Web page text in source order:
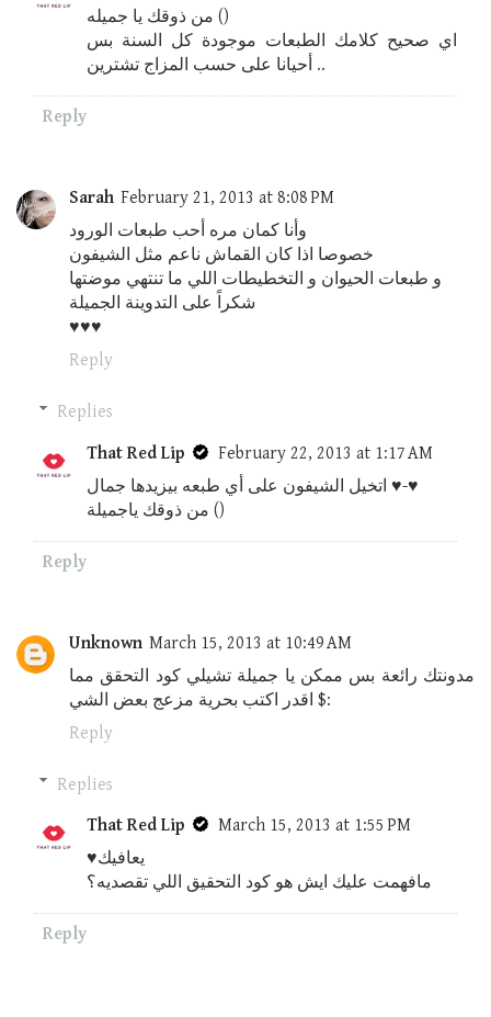
من ذوقك يا جميله ()
اي صحيح كلامك الطبعات موجودة كل السنة بس
أحيانا على حسب المزاج تشترين ..
Reply
Sarah February 21, 2013 at 8:08 PM
وأنا كمان مره أحب طبعات الورود
خصوصا اذا كان القماش ناعم مثل الشيفون
و طبعات الحيوان و التخطيطات اللي ما تنتهي موضتها
شكراً على التدوينة الجميلة
♥♥♥
Reply
Replies
That Red Lip
February 22, 2013 at 1:17 AM
اتخيل الشيفون على أي طبعه بيزيدها جمال ♥-♥
من ذوقك ياجميلة ()
Reply
Unknown March 15, 2013 at 10:49 AM
مدونتك رائعة بس ممكن يا جميلة تشيلي كود التحقق مما
اقدر اكتب بحرية مزعج بعض الشي $:
Reply
Replies
That Red Lip
March 15, 2013 at 1:55 PM
♥يعافيك
مافهمت عليك ايش هو كود التحقيق اللي تقصديه؟
Reply